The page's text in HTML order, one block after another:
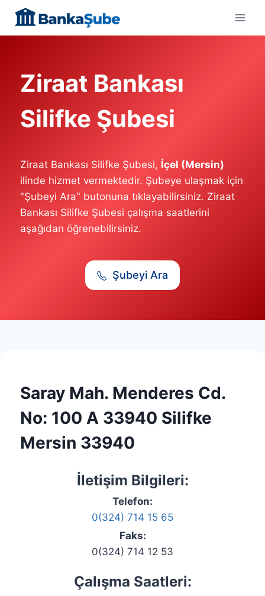
content
Ziraat Bankası
Silifke Şubesi
Ziraat Bankası Silifke Şubesi, İçel (Mersin)
ilinde hizmet vermektedir. Şubeye ulaşmak için
"Şubeyi Ara" butonuna tıklayabilirsiniz. Ziraat
Bankası Silifke Şubesi çalışma saatlerini
aşağıdan öğrenebilirsiniz.
Şubeyi Ara
Saray Mah. Menderes Cd.
No: 100 A 33940 Silifke
Mersin 33940
İletişim Bilgileri:
Telefon:
0(324) 714 15 65
Faks:
0(324) 714 12 53
Çalışma Saatleri: